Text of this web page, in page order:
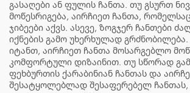
გასაღები ან ფულის ჩანთა. თუ გსურთ
მოწესრიგება, აირჩიეთ ჩანთა,
ჯიბეები აქვს. ასევე, ზოგჯერ ჩანთები
იქნების გამო უხერხულად
იტანთ, აირჩიეთ ჩანთა მოსარგებლო
კომფორტული დიზაინით. თუ სწორად
ფეხბურთის ქარაბინიან ჩანთას და
შესატყოლებლად შესაფერებელ